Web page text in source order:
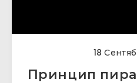
18
Принцип